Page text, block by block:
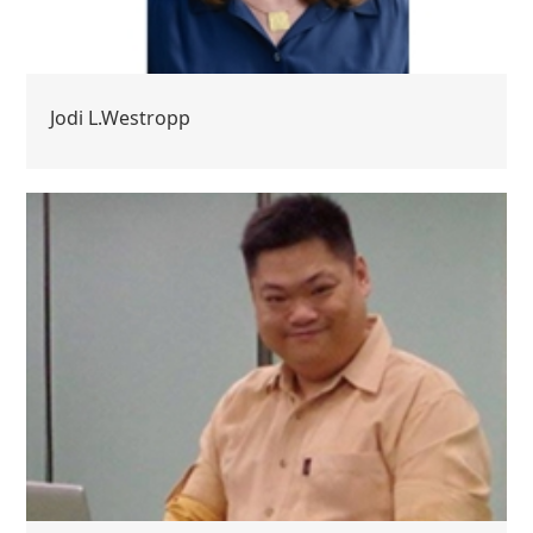
Jodi L.Westropp